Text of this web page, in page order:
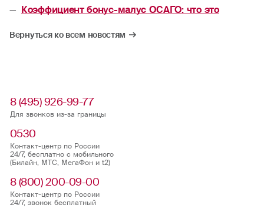
Коэффициент бонус-малус ОСАГО: что это
Вернуться ко всем новостям
8 (495) 926-99-77
Для звонков из-за границы
0530
Контакт-центр по России
24/7, бесплатно с мобильного
(Билайн, МТС, МегаФон и t2)
8 (800) 200-09-00
Контакт-центр по России
24/7, звонок бесплатный